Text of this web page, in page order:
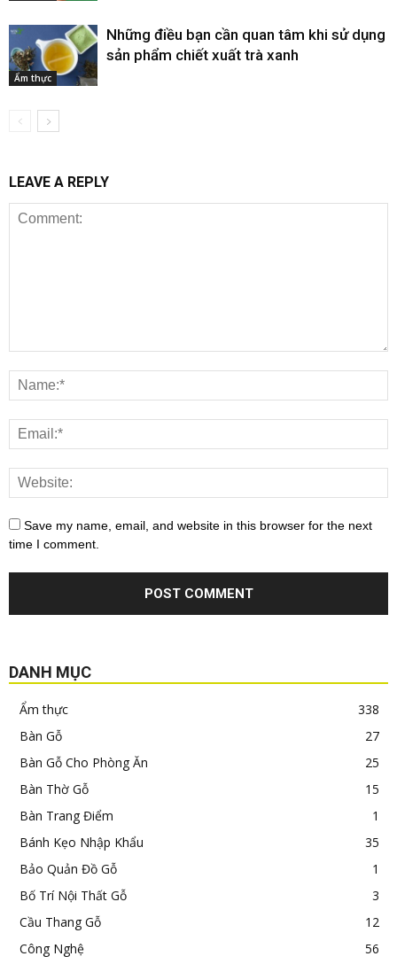
Ẩm thực
Những điều bạn cần quan tâm khi sử dụng
sản phẩm chiết xuất trà xanh
LEAVE A REPLY
Save my name, email, and website in this browser for the next
time I comment.
DANH MỤC
Ẩm thực
338
Bàn Gỗ
27
Bàn Gỗ Cho Phòng Ăn
25
Bàn Thờ Gỗ
15
Bàn Trang Điểm
1
Bánh Kẹo Nhập Khẩu
35
Bảo Quản Đồ Gỗ
1
Bố Trí Nội Thất Gỗ
3
Cầu Thang Gỗ
12
Công Nghệ
56